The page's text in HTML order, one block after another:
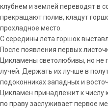
клубнем и землей переводят в
прекращают полив, кладут
прохладное место.
С середины лета горшок
После появления первых
Цикламены светолюбивы, но не
лучей. Держать их лучше в
подоконниках западных и
Цикламен принадлежит к числу
по праву заслуживает первое